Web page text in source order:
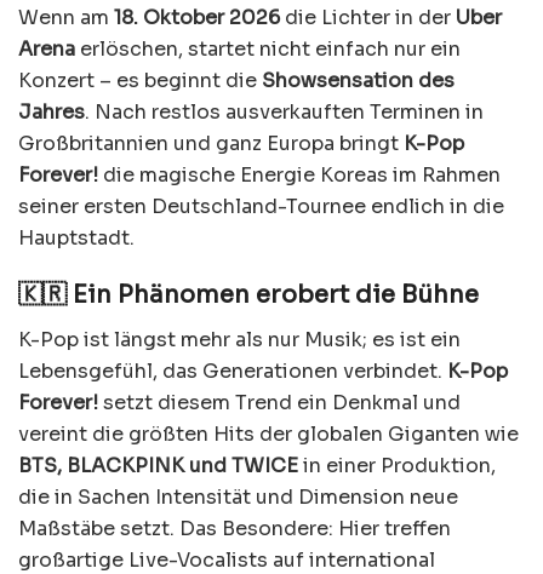
Wenn am 18. Oktober 2026die Lichter in der Uber
Arena erlöschen, startet nicht einfach nur ein
Konzert – es beginnt die Showsensation des
Jahres. Nach restlos ausverkauften Terminen in
Großbritannien und ganz Europa bringt K-Pop
Forever! die magische Energie Koreas im Rahmen
seiner ersten Deutschland-Tournee endlich in die
Hauptstadt.
🇰🇷 Ein Phänomen erobert die Bühne
K-Pop ist längst mehr als nur Musik; es ist ein
Lebensgefühl, das Generationen verbindet. K-Pop
Forever!setzt diesem Trend ein Denkmal und
vereint die größten Hits der globalen Giganten wie
BTS, BLACKPINK und TWICEin einer Produktion,
die in Sachen Intensität und Dimension neue
Maßstäbe setzt. Das Besondere: Hier treffen
großartige Live-Vocalists auf international